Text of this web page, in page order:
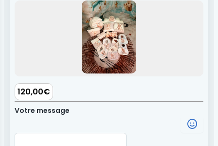
120,00€
Votre message